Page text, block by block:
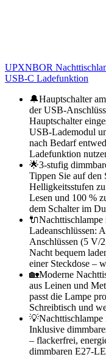
UPXNBOR
USB-C Ladefunktion
🔔Hauptschalter
der USB-
Hauptschalter
USB-Lademodul
nach Bedarf
Ladefunktion
🌟3-stufig
Tippen Sie auf den
Helligkeitsstufen
Lesen und 100 %
dem Schalter im
Ladeanschlüssen:
Anschlüssen (5 V/
Nacht bequem
einer Steckdose –
🏡Moderne
aus Leinen und
passt die Lampe
Schreibtisch und
Inklusive
– flackerfrei,
dimmbaren E27-